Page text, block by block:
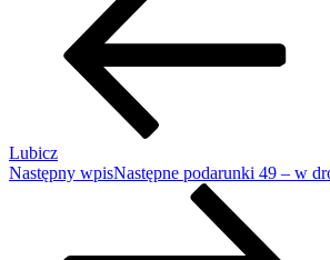
Lubicz
Następny wpisNastępne podarunki 49 – w